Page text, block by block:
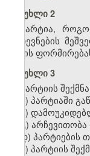
მუხლი 2
პარტია,
არჩევნების
ნების
მუხლი 3
პარტიის
ა) პარტიაში
ბ)
გ)
დ) პარტიების
ე) პარტიის